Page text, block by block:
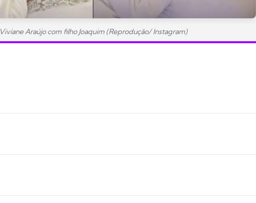
Viviane Araújo com filho Joaquim (Reprodução/ Instagram)